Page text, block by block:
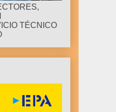
TÉCNICO